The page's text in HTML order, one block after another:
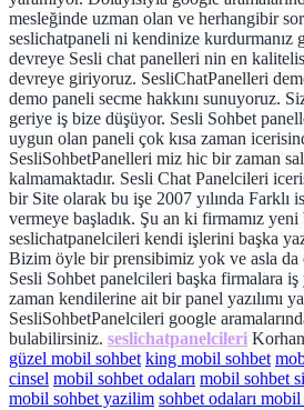
mesleğinde uzman olan ve herhangibir
seslichatpaneli ni kendinize kurdurmanız
devreye Sesli chat panelleri nin en
devreye giriyoruz. SesliChatPanelleri
demo paneli secme hakkını sunuyoruz.
geriye iş bize düşüyor. Sesli Sohbet
uygun olan paneli çok kısa zaman
SesliSohbetPanelleri miz hic bir zaman
kalmamaktadır. Sesli Chat Panelcileri
bir Site olarak bu işe 2007 yılında Farklı
vermeye başladık. Şu an ki firmamız
seslichatpanelcileri kendi işlerini başka
Bizim öyle bir prensibimiz yok ve asla da
Sesli Sohbet panelcileri başka firmalara iş
zaman kendilerine ait bir panel yazılımı
SesliSohbetPanelcileri google
bulabilirsiniz. seslichatpanelcileri
güzel mobil sohbet king mobil sohbet
cinsel mobil sohbet odaları mobil sohbet
mobil sohbet yazilim sohbet odaları